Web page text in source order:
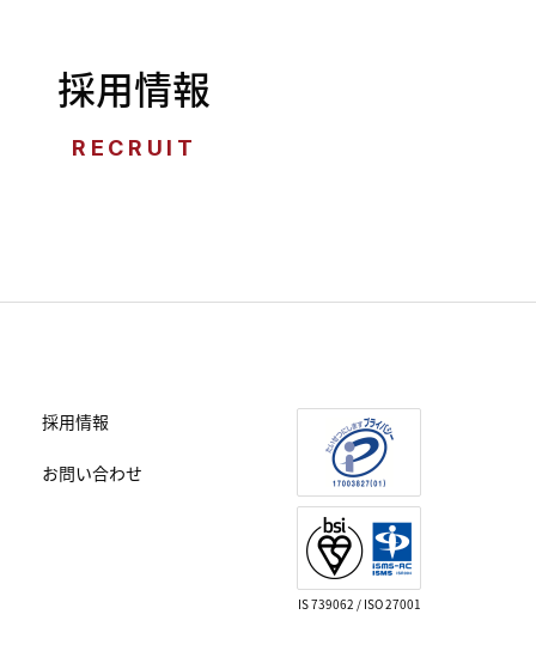
採用情報
RECRUIT
採用情報
お問い合わせ
IS 739062 / ISO 27001